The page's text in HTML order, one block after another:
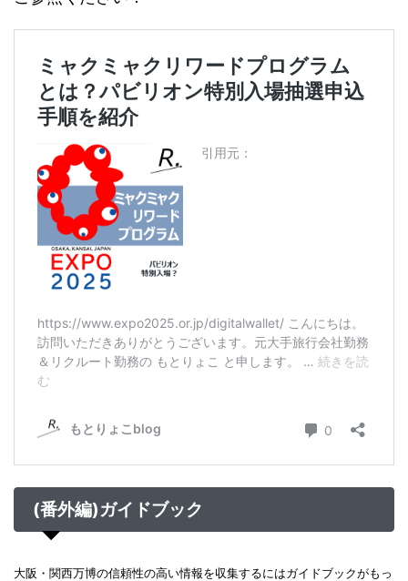
(番外編)ガイドブック
大阪・関西万博の信頼性の高い情報を収集するにはガイドブックがもっ